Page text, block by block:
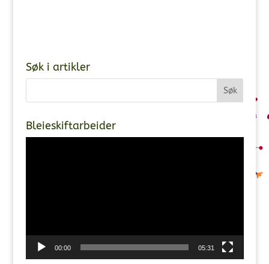
Søk i artikler
Bleieskiftarbeider
00:00 05:31